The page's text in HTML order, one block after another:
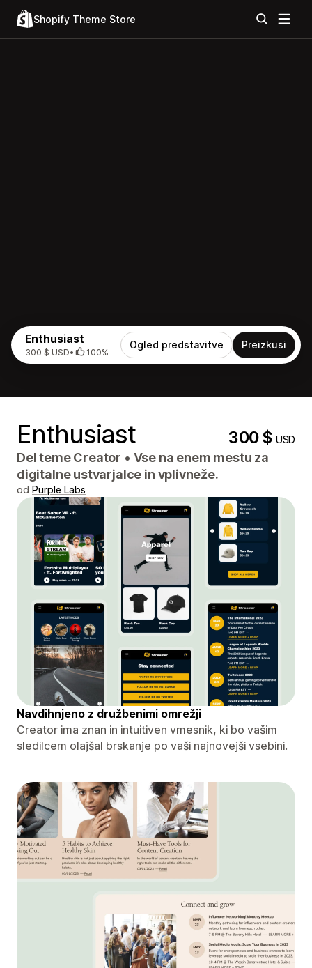
Shopify Theme Store
Enthusiast
300 $ USD• 100%
Ogled predstavitve Preizkusi
Enthusiast 300 $USD
Del temeCreator • Vse na enem mestu za
digitalne ustvarjalce in vplivneže.
od Purple Labs
Navdihnjeno z družbenimi omrežji
Creator ima znan in intuitiven vmesnik, ki bo vašim
sledilcem olajšal brskanje po vaši najnovejši vsebini.